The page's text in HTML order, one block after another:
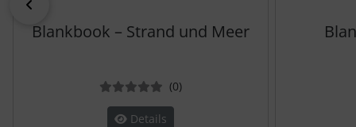
Blankbook – Strand und Meer
(0Bewertungen
)
Details